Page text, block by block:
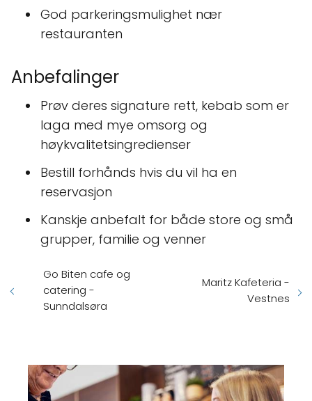
God parkeringsmulighet nær
restauranten
Anbefalinger
Prøv deres signature rett, kebab som er
laga med mye omsorg og
høykvalitetsingredienser
Bestill forhånds hvis du vil ha en
reservasjon
Kanskje anbefalt for både store og små
grupper, familie og venner
Go Biten cafe og
catering -
Sunndalsøra
Maritz Kafeteria -
Vestnes